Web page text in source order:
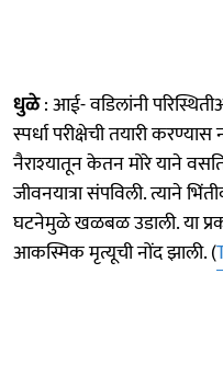
धुळे: आई- वडिलांनी
स्पर्धा परीक्षेची तयारी
नैराश्‍यातून केतन मोरे याने
जीवनयात्रा संपविली. त्याने
घटनेमुळे खळबळ उडाली. या
आकस्मिक मृत्यूची नोंद झाली. (